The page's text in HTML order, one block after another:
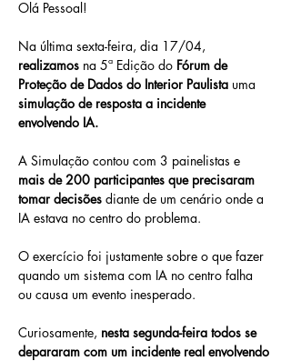
Olá Pessoal!
Na última sexta-feira, dia 17/04,
realizamos na 5ª Edição do Fórum de
Proteção de Dados do Interior Paulista uma
simulação de resposta a incidente
envolvendo IA.
A Simulação contou com 3 painelistas e
mais de 200 participantes que precisaram
tomar decisões diante de um cenário onde a
IA estava no centro do problema.
O exercício foi justamente sobre o que fazer
quando um sistema com IA no centro falha
ou causa um evento inesperado.
Curiosamente, nesta segunda-feira todos se
depararam com um incidente real envolvendo